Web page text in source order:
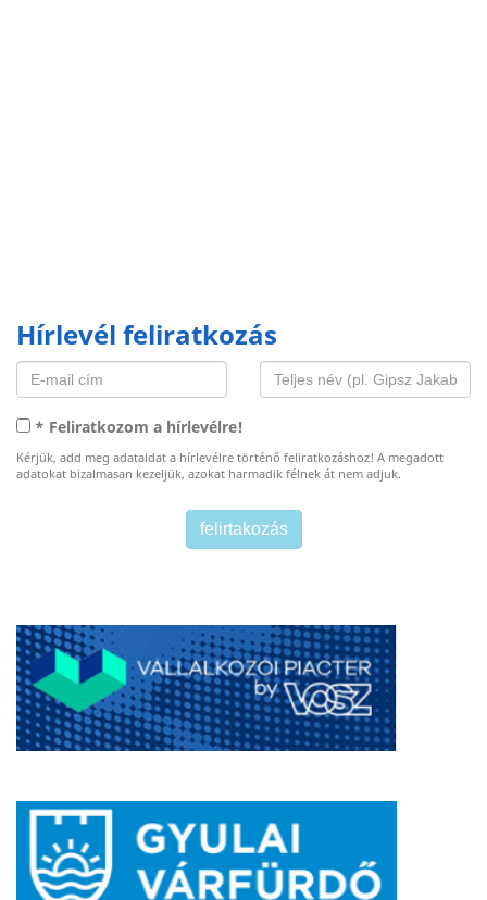
Hírlevél feliratkozás
* Feliratkozom a hírlevélre!
Kérjük, add meg adataidat a hírlevélre történő feliratkozáshoz! A megadott
adatokat bizalmasan kezeljük, azokat harmadik félnek át nem adjuk.